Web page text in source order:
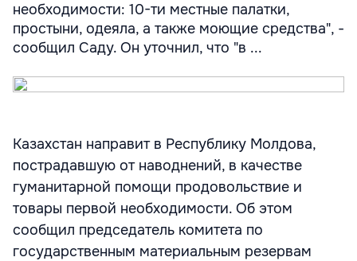
необходимости: 10-ти местные палатки,
простыни, одеяла, а также моющие средства", -
сообщил Саду. Он уточнил, что "в ...
Казахстан направит в Республику Молдова,
пострадавшую от наводнений, в качестве
гуманитарной помощи продовольствие и
товары первой необходимости. Об этом
сообщил председатель комитета по
государственным материальным резервам